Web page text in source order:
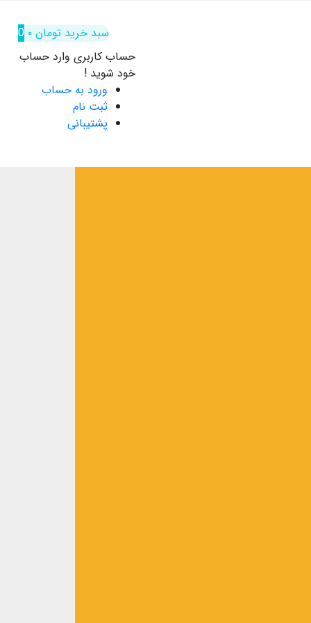
سبد خرید تومان۰
0
حساب کاربری وارد حساب
خود شوید !
ورود به حساب
ثبت نام
پشتیبانی